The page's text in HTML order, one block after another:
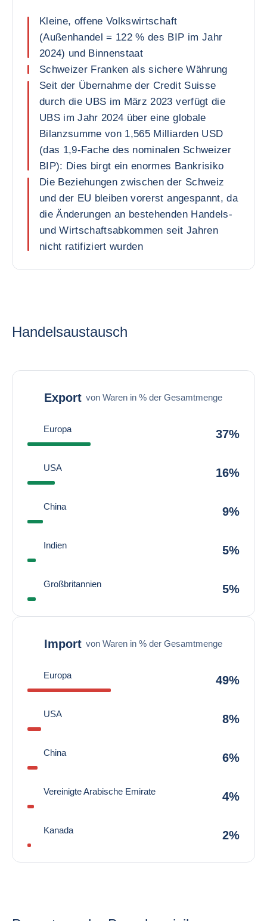
Kleine, offene Volkswirtschaft
(Außenhandel = 122 % des BIP im Jahr
2024) und Binnenstaat
Schweizer Franken als sichere Währung
Seit der Übernahme der Credit Suisse
durch die UBS im März 2023 verfügt die
UBS im Jahr 2024 über eine globale
Bilanzsumme von 1,565 Milliarden USD
(das 1,9-Fache des nominalen Schweizer
BIP): Dies birgt ein enormes Bankrisiko
Die Beziehungen zwischen der Schweiz
und der EU bleiben vorerst angespannt, da
die Änderungen an bestehenden Handels-
und Wirtschaftsabkommen seit Jahren
nicht ratifiziert wurden
Handelsaustausch
Export von Waren in % der Gesamtmenge
Europa 37%
USA 16%
China 9%
Indien 5%
Großbritannien 5%
Import von Waren in % der Gesamtmenge
Europa 49%
USA 8%
China 6%
Vereinigte Arabische Emirate 4%
Kanada 2%